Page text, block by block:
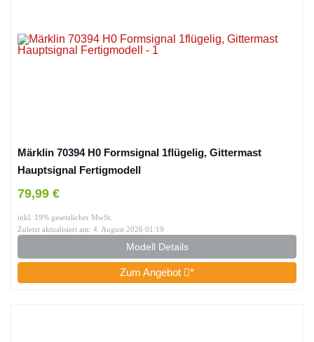
Märklin 70394 H0 Formsignal 1flügelig, Gittermast
Hauptsignal Fertigmodell
79,99 €
inkl. 19% gesetzlicher MwSt.
Zuletzt aktualisiert am: 4. August 2026 01:19
Modell Details
Zum Angebot *